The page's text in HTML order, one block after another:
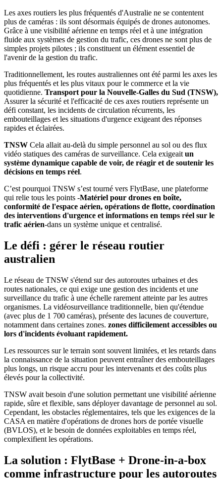
Les axes routiers les plus fréquentés d'Australie ne se contentent
plus de caméras : ils sont désormais équipés de drones autonomes.
Grâce à une visibilité aérienne en temps réel et à une intégration
fluide aux systèmes de gestion du trafic, ces drones ne sont plus de
simples projets pilotes ; ils constituent un élément essentiel de
l'avenir de la gestion du trafic.
Traditionnellement, les routes australiennes ont été parmi les axes les
plus fréquentés et les plus vitaux pour le commerce et la vie
quotidienne. Transport pour la Nouvelle-Galles du Sud (TNSW),
Assurer la sécurité et l'efficacité de ces axes routiers représente un
défi constant, les incidents de circulation récurrents, les
embouteillages et les situations d'urgence exigeant des réponses
rapides et éclairées.
TNSW Cela allait au-delà du simple personnel au sol ou des flux
vidéo statiques des caméras de surveillance. Cela exigeait un
système dynamique capable de voir, de réagir et de soutenir les
décisions en temps réel.
C’est pourquoi TNSW s’est tourné vers FlytBase, une plateforme
qui relie tous les points -Matériel pour drones en boîte,
conformité de l'espace aérien, opérations de flotte, coordination
des interventions d'urgence et informations en temps réel sur le
trafic aérien-dans un système unique et centralisé.
Le défi : gérer le réseau routier
australien
Le réseau de TNSW s'étend sur des autoroutes urbaines et des
routes nationales, ce qui exige une gestion des incidents et une
surveillance du trafic à une échelle rarement atteinte par les autres
organismes. La vidéosurveillance traditionnelle, bien qu'étendue
(avec plus de 1 700 caméras), présente des lacunes de couverture,
notamment dans certaines zones. zones difficilement accessibles ou
lors d'incidents évoluant rapidement.
Les ressources sur le terrain sont souvent limitées, et les retards dans
la connaissance de la situation peuvent entraîner des embouteillages
plus longs, un risque accru pour les intervenants et des coûts plus
élevés pour la collectivité.
TNSW avait besoin d'une solution permettant une visibilité aérienne
rapide, sûre et flexible, sans déployer davantage de personnel au sol.
Cependant, les obstacles réglementaires, tels que les exigences de la
CASA en matière d'opérations de drones hors de portée visuelle
(BVLOS), et le besoin de données exploitables en temps réel,
complexifient les opérations.
La solution : FlytBase + Drone-in-a-box
comme infrastructure pour les autoroutes